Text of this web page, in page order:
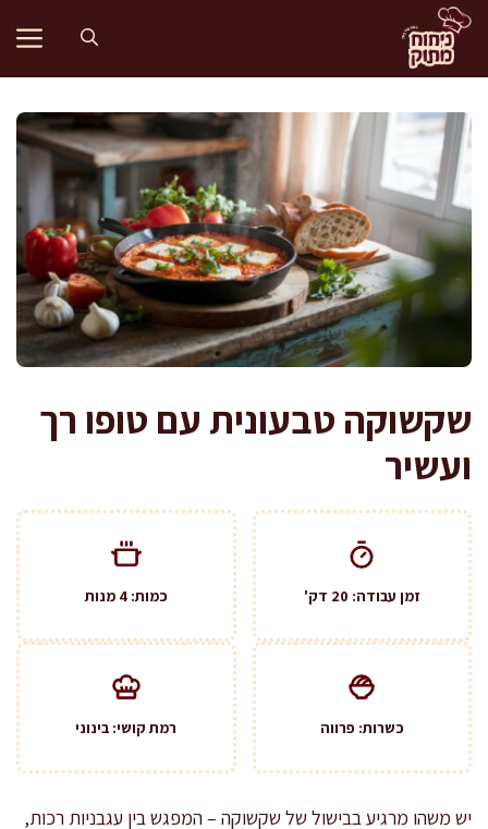
לדלג
לתוכן
שקשוקה טבעונית עם טופו רך
ועשיר
זמן עבודה: 20 דק' כמות: 4 מנות
כשרות: פרווה רמת קושי: בינוני
יש משהו מרגיע בבישול של שקשוקה – המפגש בין עגבניות רכות,